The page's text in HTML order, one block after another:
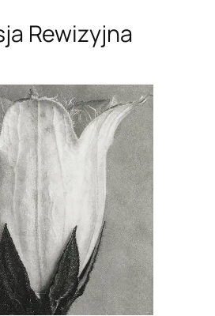
Rewizyjna